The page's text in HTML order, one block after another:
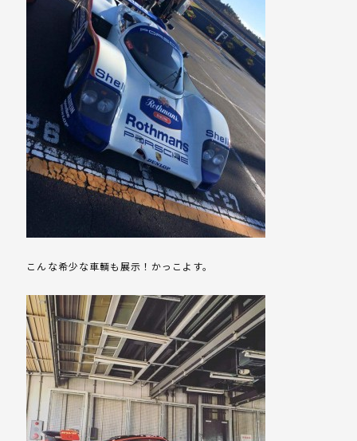
こんな希少な車輌も展示！かっこよす。